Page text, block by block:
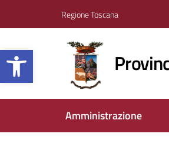
Apri la barra
Regione Toscana
Amministrazione